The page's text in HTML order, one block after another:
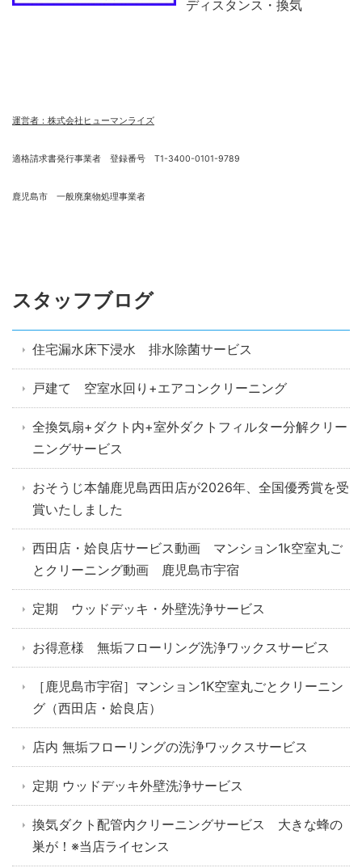
ディスタンス・換気
運営者：株式会社ヒューマンライズ
適格請求書発行事業者 登録番号 T1-3400-0101-9789
鹿児島市 一般廃棄物処理事業者
スタッフブログ
住宅漏水床下浸水 排水除菌サービス
戸建て 空室水回り+エアコンクリーニング
全換気扇+ダクト内+室外ダクトフィルター分解クリー
ニングサービス
おそうじ本舗鹿児島西田店が2026年、全国優秀賞を受
賞いたしました
西田店・姶良店サービス動画 マンション1k空室丸ご
とクリーニング動画 鹿児島市宇宿
定期 ウッドデッキ・外壁洗浄サービス
お得意様 無垢フローリング洗浄ワックスサービス
［鹿児島市宇宿］マンション1K空室丸ごとクリーニン
グ（西田店・姶良店）
店内 無垢フローリングの洗浄ワックスサービス
定期 ウッドデッキ外壁洗浄サービス
換気ダクト配管内クリーニングサービス 大きな蜂の
巣が！※当店ライセンス